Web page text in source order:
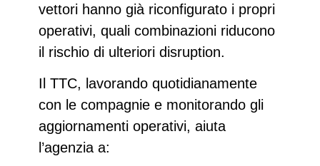
vettori hanno già riconfigurato i propri
operativi, quali combinazioni riducono
il rischio di ulteriori disruption.
Il TTC, lavorando quotidianamente
con le compagnie e monitorando gli
aggiornamenti operativi, aiuta
l’agenzia a: